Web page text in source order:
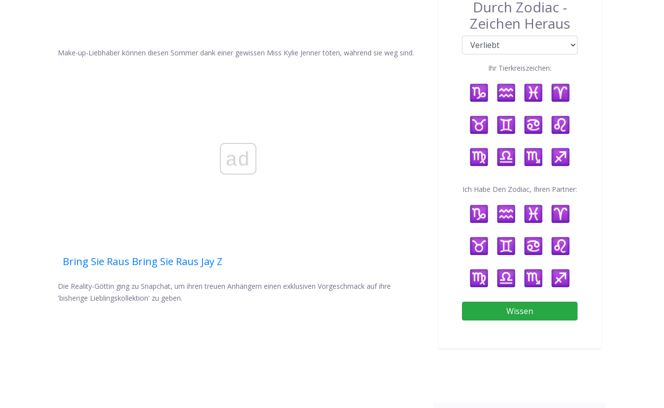
Make-up-Liebhaber können diesen Sommer dank einer gewissen Miss Kylie Jenner töten, während sie weg sind.
ad
Bring Sie Raus Bring Sie Raus Jay Z
Die Reality-Göttin ging zu Snapchat, um ihren treuen Anhängern einen exklusiven Vorgeschmack auf ihre
'bisherige Lieblingskollektion' zu geben.
Durch Zodiac -
Zeichen Heraus
Ihr Tierkreiszeichen:
Ich Habe Den Zodiac, Ihren Partner:
Wissen